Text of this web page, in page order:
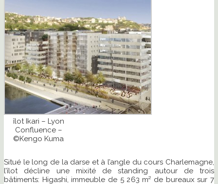
îlot Ikari – Lyon
Confluence –
©Kengo Kuma
Situé le long de la darse et à l’angle du cours Charlemagne,
l’îlot décline une mixité de standing autour de trois
bâtiments: Higashi, immeuble de 5 263 m² de bureaux sur 7